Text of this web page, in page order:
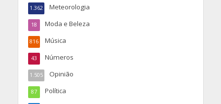
Meteorologia
1.362
Moda e Beleza
18
Música
816
Números
43
Opinião
1.505
Política
87